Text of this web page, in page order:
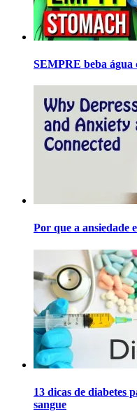
SEMPRE beba água
Por que a ansiedade
13 dicas de diabetes
sangue